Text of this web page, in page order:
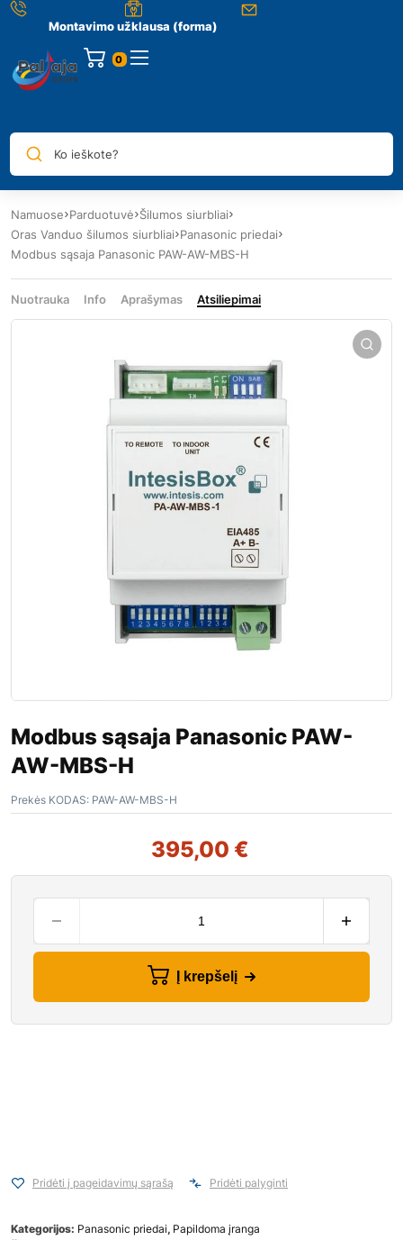
Montavimo užklausa (forma)
0
Ko ieškote?
Namuose Parduotuvė Šilumos siurbliai
Oras Vanduo šilumos siurbliai Panasonic priedai
Modbus sąsaja Panasonic PAW-AW-MBS-H
Nuotrauka Info Aprašymas Atsiliepimai
Modbus sąsaja Panasonic PAW-
AW-MBS-H
Prekės KODAS: PAW-AW-MBS-H
395,00 €
Į krepšelį
Pridėti į pageidavimų sąrašą Pridėti palyginti
Kategorijos: Panasonic priedai, Papildoma įranga